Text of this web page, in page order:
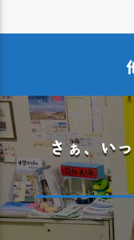
さぁ、い